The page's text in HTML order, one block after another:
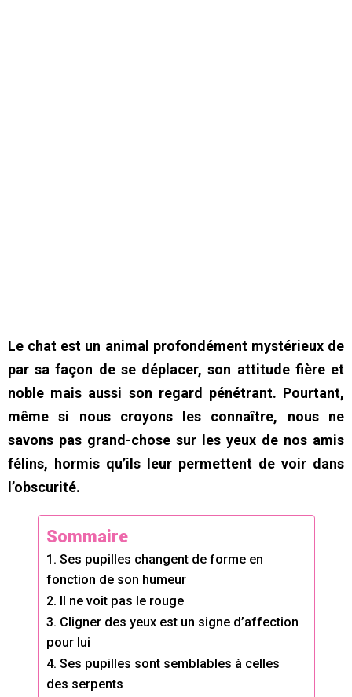
Le chat est un animal profondément mystérieux de
par sa façon de se déplacer, son attitude fière et
noble mais aussi son regard pénétrant. Pourtant,
même si nous croyons les connaître, nous ne
savons pas grand-chose sur les yeux de nos amis
félins, hormis qu’ils leur permettent de voir dans
l’obscurité.
Sommaire
1. Ses pupilles changent de forme en
fonction de son humeur
2. Il ne voit pas le rouge
3. Cligner des yeux est un signe d’affection
pour lui
4. Ses pupilles sont semblables à celles
des serpents